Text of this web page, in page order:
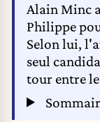
Alain Minc
Philippe
Selon lui,
seul
tour entre